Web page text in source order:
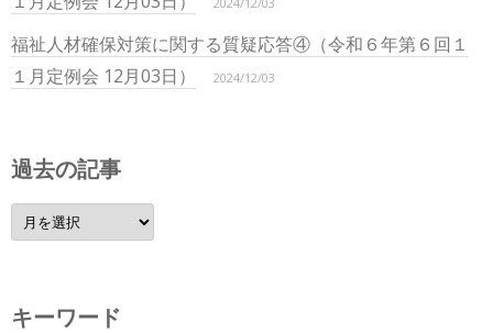
福祉人材確保対策に関する質疑応答④（令和６年第６回１
１月定例会 12月03日）
2024/12/03
過去の記事
過
去
の
キーワード